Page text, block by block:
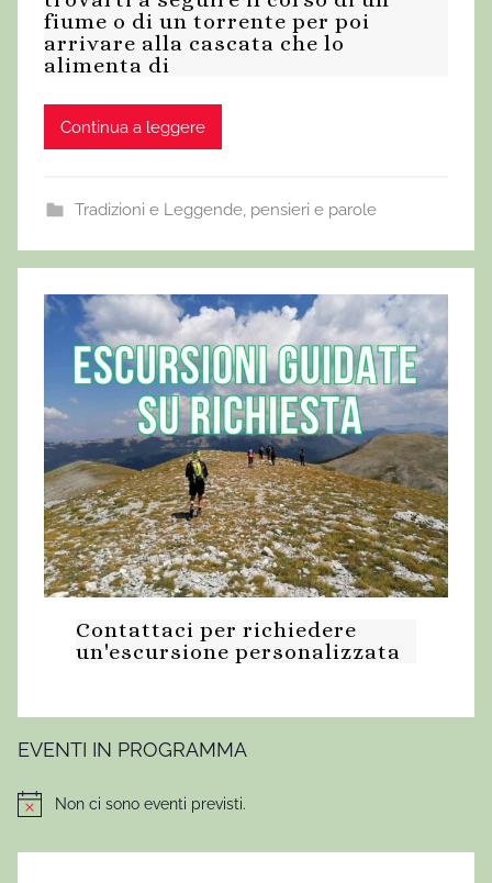
fiume o di un torrente per poi
arrivare alla cascata che lo
alimenta di
Continua a leggere
Tradizioni e Leggende, pensieri e parole
Contattaci per richiedere
un'escursione personalizzata
EVENTI IN PROGRAMMA
NoticeNon ci sono eventi previsti.